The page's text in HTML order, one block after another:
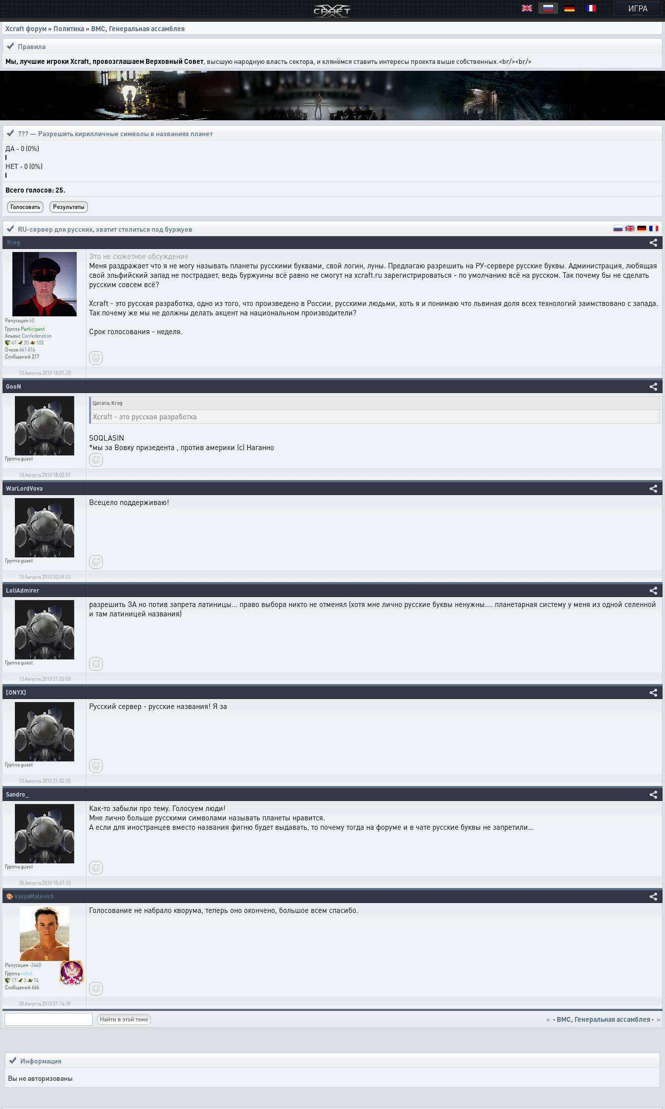
ИГРА
Xcraft форум » Политика » ВМС, Генеральная ассамблея
Правила
Мы, лучшие игроки Xcraft, провозглашаем Верховный Совет, высшую народную власть сектора, и клянёмся ставить интересы проекта выше собственных.<br/><br/>
??? — Разрешить кирилличные символы в названиях планет
ДА - 0 (0%)
НЕТ - 0 (0%)
Всего голосов: 25.
RU-сервер для русских, хватит стелиться под буржуев
Kreg
Репутация62
Группа Participant
АльянсConfederation
47
20
102
Очков641 616
Сообщений 217
Это не сюжетное обсуждение
Меня раздражает что я не могу называть планеты русскими буквами, свой логин, луны. Предлагаю разрешить на РУ-сервере русские буквы. Администрация, любящая
свой эльфийский запад не пострадает, ведь буржуины всё равно не смогут на xcraft.ru зарегистрироваться - по умолчанию всё на русском. Так почему бы не сделать
русским совсем всё?
Xcraft - это русская разработка, одно из того, что произведено в России, русскими людьми, хоть я и понимаю что львиная доля всех технологий заимствовано с запада.
Так почему же мы не должны делать акцент на национальном производители?
Срок голосования - неделя.
13 Августа 2010 18:01:20
GooN
Группаguest
Цитата: Kreg
Xcraft - это русская разработка
SOQLASIN
*мы за Вовку призедента , против америки (с) Наганно
13 Августа 2010 18:02:51
WarLordVova
Группаguest
Всецело поддерживаю!
13 Августа 2010 20:59:53
LoliAdmirer
Группаguest
разрешить ЗА но потив запрета латиницы... право выбора никто не отменял (хотя мне лично русские буквы ненужны.... планетарная систему у меня из одной селенной
и там латиницей названия)
13 Августа 2010 21:02:53
[ONYX]
Группаguest
Русский сервер - русские названия! Я за
13 Августа 2010 21:03:55
Sandro_
Группаguest
Как-то забыли про тему. Голосуем люди!
Мне лично больше русскими символами называть планеты нравится.
А если для иностранцев вместо названия фигню будет выдавать, то почему тогда на форуме и в чате русские буквы не запретили...
28 Августа 2010 10:47:33
🎨 VasyaMalevich
Репутация-2440
Группа relict
17
3
74
Сообщений 666
Голосование не набрало кворума, теперь оно окончено, большое всем спасибо.
28 Августа 2010 21:16:39
« · ВМС, Генеральная ассамблея · »
Информация
Вы не авторизованы